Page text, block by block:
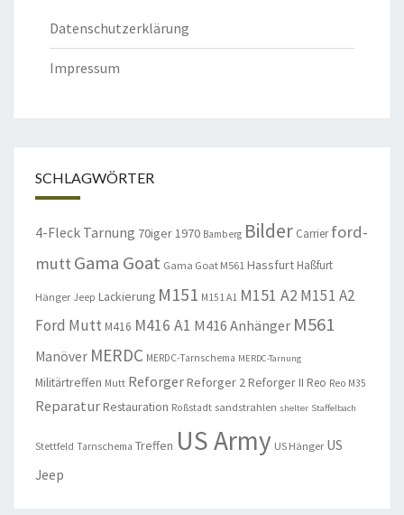
Datenschutzerklärung
Impressum
SCHLAGWÖRTER
4-Fleck Tarnung 70iger1970 Bamberg Bilder Carrier ford-
mutt Gama Goat Gama Goat M561 Hassfurt Haßfurt
Hänger Jeep Lackierung M151 M151 A1 M151 A2 M151 A2
Ford Mutt M416 M416 A1 M416 Anhänger M561
Manöver MERDC MERDC-Tarnschema MERDC-Tarnung
Militärtreffen Mutt ReforgerReforger 2Reforger II Reo Reo M35
ReparaturRestauration Roßstadt sandstrahlen shelter Staffelbach
Stettfeld Tarnschema Treffen US Army US Hänger US
Jeep